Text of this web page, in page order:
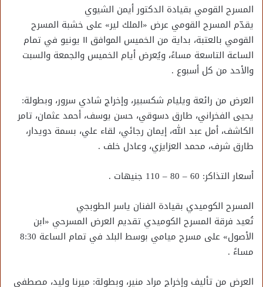
المسرح القومي بقيادة الدكتور أيمن الشيوي
يقدّم المسرح القومي عرض «الملك لير» على خشبة المسرح
القومي بالعتبة، بداية من الخميس الموافق ١١ يونيو في تمام
الساعة التاسعة مساءً، ويُعرض أيام الخميس والجمعة والسبت
والأحد من كل أسبوع .
العرض من رائعة ويليام شكسبير، وإخراج شادي سرور، وبطولة:
يحيى الفخراني، طارق دسوقي، حسن يوسف، أحمد عثمان، تامر
الكاشف، أمل عبد الله، إيمان رجائي، لقاء علي، بسمة دويدار،
طارق شرف، محمد العزايزي، وعادل خلف .
أسعار التذاكر: 60 – 80 – 110 جنيهات .
المسرح الكوميدي بقيادة الفنان ياسر الطوبجي
تُعيد فرقة المسرح الكوميدي تقديم العرض المسرحي «ابن
الأصول» على مسرح ميامي بوسط البلد في تمام الساعة 8:30
مساءً .
العرض من تأليف وإخراج مراد منير، وبطولة: ميرنا وليد، مصطفى